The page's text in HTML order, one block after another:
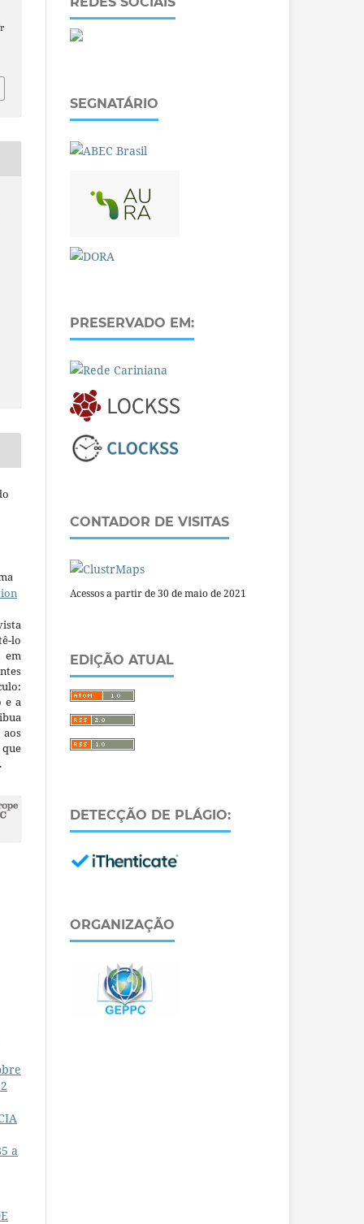
lo
em
e a
a
SEGNATÁRIO
PRESERVADO EM:
CONTADOR DE VISITAS
Acessos a partir de 30 de maio de 2021
EDIÇÃO ATUAL
DETECÇÃO DE PLÁGIO:
ORGANIZAÇÃO